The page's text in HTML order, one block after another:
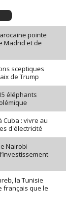
pointe
Madrid et de
sceptiques
de Trump
éléphants
Cuba : vivre au
d'électricité
Nairobi
la Tunisie
français que le